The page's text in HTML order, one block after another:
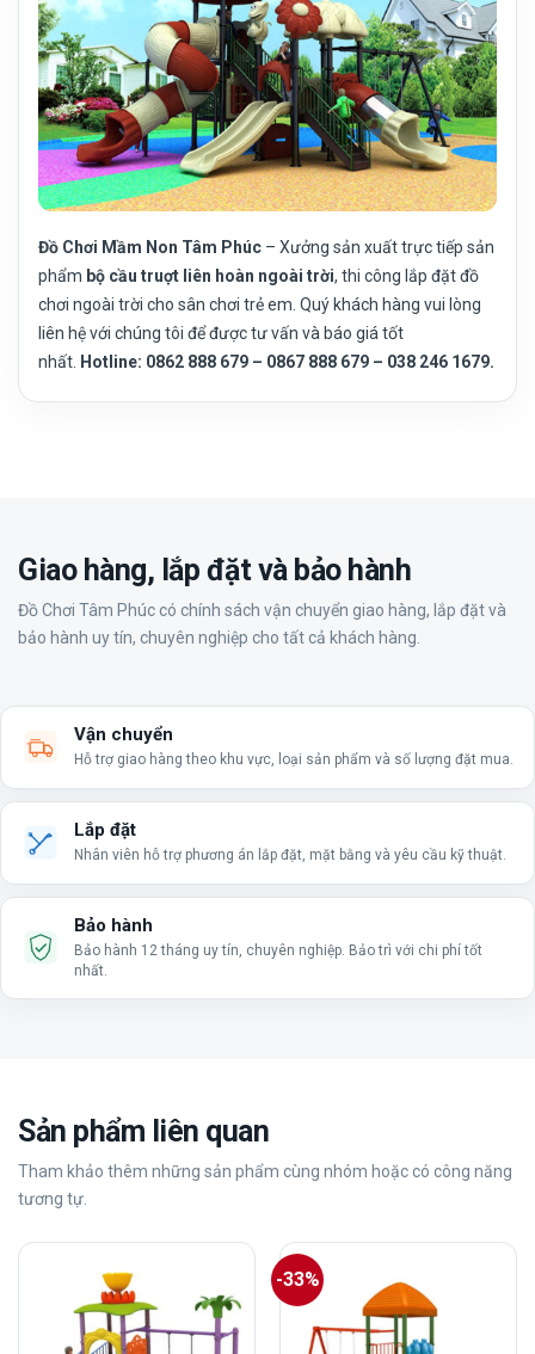
Đồ Chơi Mầm Non Tâm Phúc – Xưởng sản xuất trực tiếp sản
phẩm bộ cầu truợt liên hoàn ngoài trời, thi công lắp đặt đồ
chơi ngoài trời cho sân chơi trẻ em. Quý khách hàng vui lòng
liên hệ với chúng tôi để được tư vấn và báo giá tốt
nhất. Hotline: 0862 888 679 – 0867 888 679 – 038 246 1679.
Giao hàng, lắp đặt và bảo hành
Đồ Chơi Tâm Phúc có chính sách vận chuyển giao hàng, lắp đặt và
bảo hành uy tín, chuyên nghiệp cho tất cả khách hàng.
Vận chuyển
Hỗ trợ giao hàng theo khu vực, loại sản phẩm và số lượng đặt mua.
Lắp đặt
Nhân viên hỗ trợ phương án lắp đặt, mặt bằng và yêu cầu kỹ thuật.
Bảo hành
Bảo hành 12 tháng uy tín, chuyên nghiệp. Bảo trì với chi phí tốt
nhất.
Sản phẩm liên quan
Tham khảo thêm những sản phẩm cùng nhóm hoặc có công năng
tương tự.
-33%